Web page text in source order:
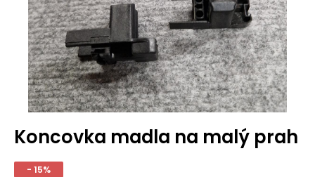
Koncovka madla na malý prah
- 15%